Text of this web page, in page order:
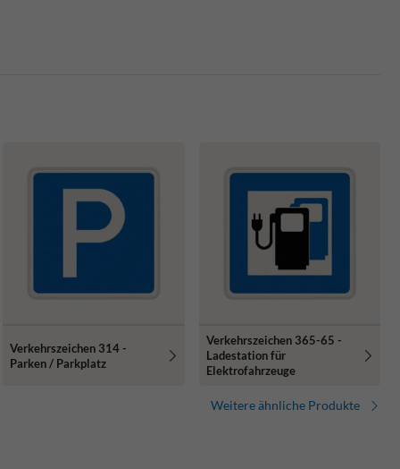
Verkehrszeichen 314 -
Parken / Parkplatz
Verkehrszeichen 365-65 -
Ladestation für
Elektrofahrzeuge
Weitere ähnliche Produkte